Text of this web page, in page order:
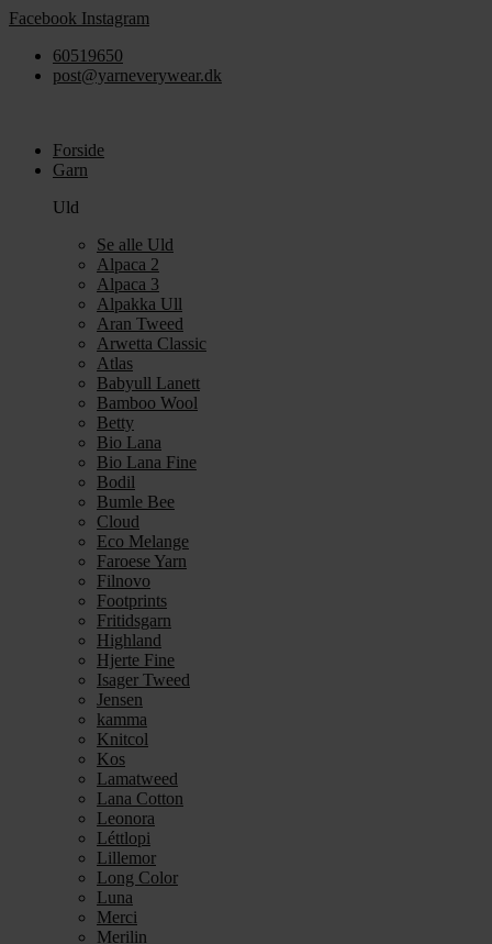
Videre
indhold
Facebook Instagram
60519650
post@yarneverywear.dk
Forside
Garn
Uld
Se alle Uld
Alpaca 2
Alpaca 3
Alpakka Ull
Aran Tweed
Arwetta Classic
Atlas
Babyull Lanett
Bamboo Wool
Betty
Bio Lana
Bio Lana Fine
Bodil
Bumle Bee
Cloud
Eco Melange
Faroese Yarn
Filnovo
Footprints
Fritidsgarn
Highland
Hjerte Fine
Isager Tweed
Jensen
kamma
Knitcol
Kos
Lamatweed
Lana Cotton
Leonora
Léttlopi
Lillemor
Long Color
Luna
Merci
Merilin